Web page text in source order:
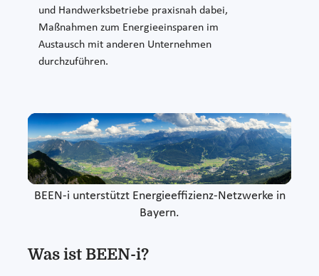
und Handwerksbetriebe praxisnah dabei,
Maßnahmen zum Energieeinsparen im
Austausch mit anderen Unternehmen
durchzuführen.
BEEN-i unterstützt Energieeffizienz-Netzwerke in
Bayern.
Was ist BEEN-i?